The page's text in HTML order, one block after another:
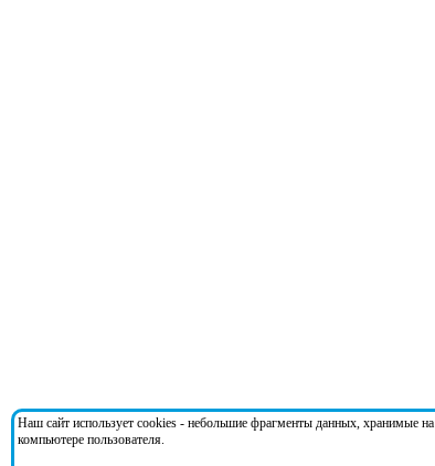
Наш сайт использует cookies - небольшие фрагменты данных, хранимые на
компьютере пользователя.